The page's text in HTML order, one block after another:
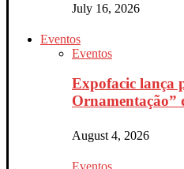
July 16, 2026
Eventos
Eventos
Expofacic lança
Ornamentação”
August 4, 2026
Eventos